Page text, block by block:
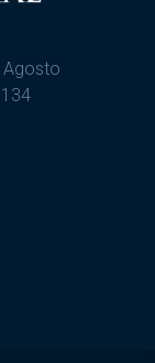
Agosto